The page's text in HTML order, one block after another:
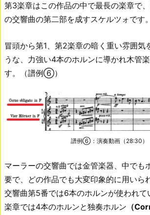
第3楽章はこの作品の中で最長の楽章で
の交響曲の第二部を成すスケルツォです。
冒頭から第1、第2楽章の暗く重い雰囲気
うな、力強い4本のホルンに導かれ木管
す。（譜例⑥）
譜例⑥：演奏動画（28:30）
マーラーの交響曲では金管楽器、中でも
要で、どの作品でも大変印象的に用いら
交響曲第5番では6本のホルンが使われて
楽章では4本のホルンと独奏ホルン （